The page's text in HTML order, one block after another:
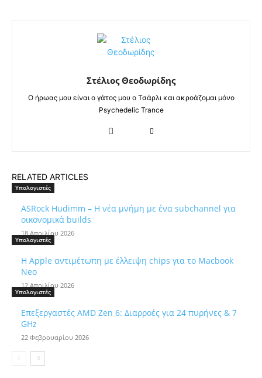
Στέλιος Θεοδωρίδης
Ο ήρωας μου είναι ο γάτος μου ο Τσάρλι και ακροάζομαι μόνο
Psychedelic Trance
RELATED ARTICLES
Υπολογιστές
ASRock Hudimm – Η νέα μνήμη με ένα subchannel για
οικονομικά builds
18 Απριλίου 2026
Υπολογιστές
Η Apple αντιμέτωπη με έλλειψη chips για το Macbook
Neo
12 Απριλίου 2026
Υπολογιστές
Επεξεργαστές AMD Zen 6: Διαρροές για 24 πυρήνες & 7
GHz
22 Φεβρουαρίου 2026